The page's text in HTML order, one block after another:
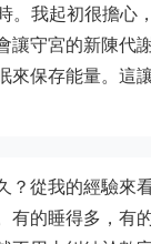
。我起初很擔心
讓守宮的新陳代
來保存能量。這
？從我的經驗來
有的睡得多，有